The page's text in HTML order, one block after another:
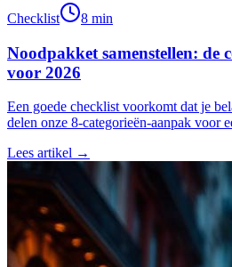
Checklist 8 min
Noodpakket samenstellen: de
voor 2026
Een goede checklist voorkomt dat je
delen onze 8-categorieën-aanpak voor
Lees artikel →